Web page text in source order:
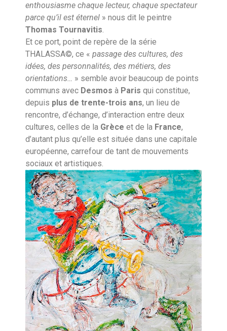
enthousiasme chaque lecteur, chaque spectateur
parce qu’il est éternel » nous dit le peintre
Thomas Tournavitis.
Et ce port, point de repère de la série
THALASSA©, ce « passage des cultures, des
idées, des personnalités, des métiers, des
orientations… » semble avoir beaucoup de points
communs avec Desmos à Paris qui constitue,
depuis plus de trente-trois ans, un lieu de
rencontre, d’échange, d’interaction entre deux
cultures, celles de la Grèce et de la France,
d’autant plus qu’elle est située dans une capitale
européenne, carrefour de tant de mouvements
sociaux et artistiques.